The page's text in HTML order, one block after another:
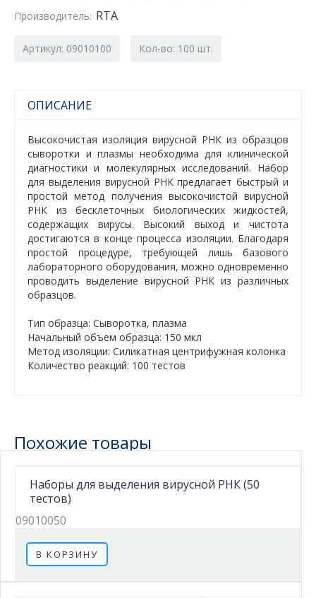
Производитель: RTA
Артикул: 09010100 Кол-во: 100 шт.
ОПИСАНИЕ
Высокочистая изоляция вирусной РНК из образцов
сыворотки и плазмы необходима для клинической
диагностики и молекулярных исследований. Набор
для выделения вирусной РНК предлагает быстрый и
простой метод получения высокочистой вирусной
РНК из бесклеточных биологических жидкостей,
содержащих вирусы. Высокий выход и чистота
достигаются в конце процесса изоляции. Благодаря
простой процедуре, требующей лишь базового
лабораторного оборудования, можно одновременно
проводить выделение вирусной РНК из различных
образцов.
Тип образца: Сыворотка, плазма
Начальный объем образца: 150 мкл
Метод изоляции: Силикатная центрифужная колонка
Количество реакций: 100 тестов
Похожие товары
Наборы для выделения вирусной РНК (50
тестов)
09010050
В КОРЗИНУ